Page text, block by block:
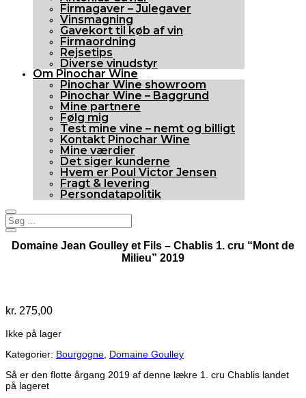
Firmagaver – Julegaver
Vinsmagning
Gavekort til køb af vin
Firmaordning
Rejsetips
Diverse vinudstyr
Om Pinochar Wine
Pinochar Wine showroom
Pinochar Wine – Baggrund
Mine partnere
Følg mig
Test mine vine – nemt og billigt
Kontakt Pinochar Wine
Mine værdier
Det siger kunderne
Hvem er Poul Victor Jensen
Fragt & levering
Persondatapolitik
Domaine Jean Goulley et Fils – Chablis 1. cru “Mont de
Milieu” 2019
kr. 275,00
Ikke på lager
Kategorier: Bourgogne Domaine Goulley
Så er den flotte årgang 2019 af denne lækre 1. cru Chablis landet
på lageret